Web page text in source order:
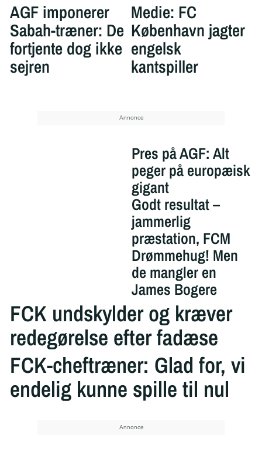
AGF imponerer
Sabah-træner: De
fortjente dog ikke
sejren
Medie: FC
København jagter
engelsk
kantspiller
Pres på AGF: Alt
peger på europæisk
gigant
Godt resultat –
jammerlig
præstation, FCM
Drømmehug! Men
de mangler en
James Bogere
FCK undskylder og kræver
redegørelse efter fadæse
FCK-cheftræner: Glad for, vi
endelig kunne spille til nul